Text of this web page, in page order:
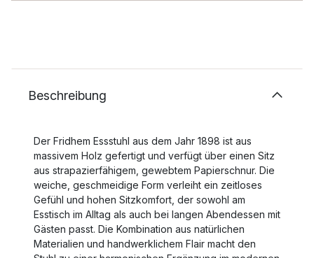
Beschreibung
Der Fridhem Essstuhl aus dem Jahr 1898 ist aus
massivem Holz gefertigt und verfügt über einen Sitz
aus strapazierfähigem, gewebtem Papierschnur. Die
weiche, geschmeidige Form verleiht ein zeitloses
Gefühl und hohen Sitzkomfort, der sowohl am
Esstisch im Alltag als auch bei langen Abendessen mit
Gästen passt. Die Kombination aus natürlichen
Materialien und handwerklichem Flair macht den